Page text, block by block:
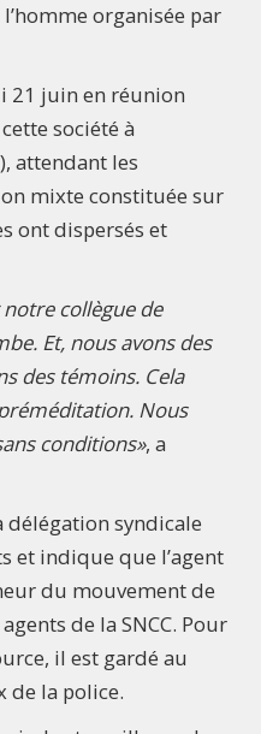
organisée par
21 juin en réunion
société à
attendant les
mixte constituée sur
ont dispersés et
collègue de
Et, nous avons des
des témoins. Cela
Nous
conditions», a
délégation syndicale
et indique que l’agent
du mouvement de
de la SNCC. Pour
il est gardé au
de la police.